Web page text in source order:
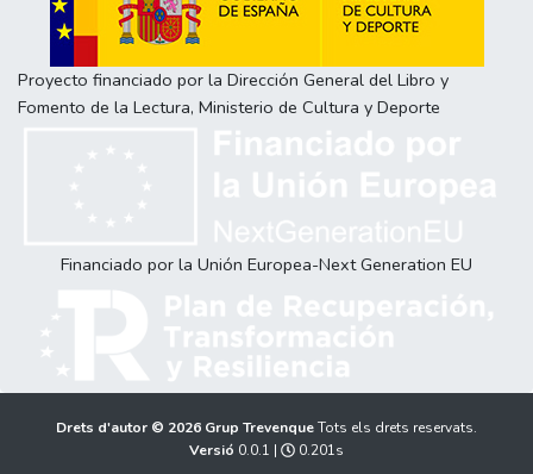
Proyecto financiado por la Dirección General del Libro y
Fomento de la Lectura, Ministerio de Cultura y Deporte
Financiado por la Unión Europea-Next Generation EU
Drets d'autor © 2026 Grup TrevenqueTots els drets reservats.
Versió 0.0.1 | 0.201s